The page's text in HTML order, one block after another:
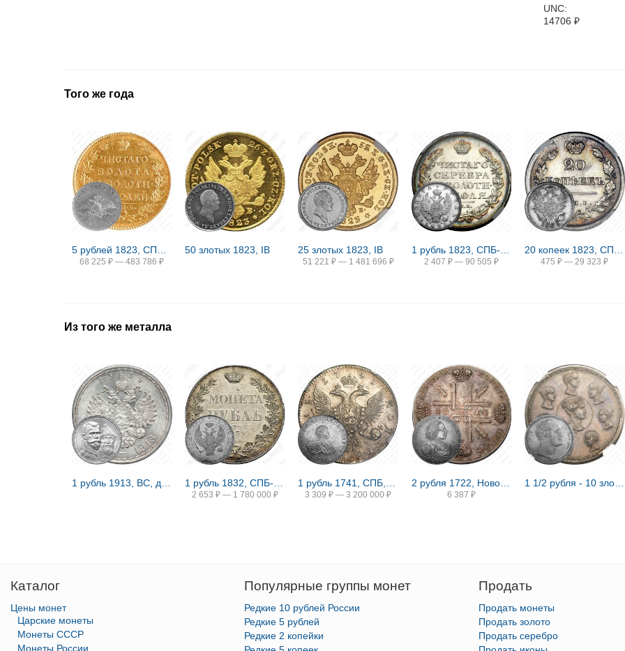
UNC:
14706 ₽
Того же года
68 225 ₽ — 483 786 ₽
50 злотых 1823, IB 25 злотых 1823, IB
51 221 ₽ — 1 481 696 ₽ 2 407 ₽ — 90 505 ₽ 475 ₽ — 29 323 ₽
Из того же металла
2 653 ₽ — 1 780 000 ₽ 3 309 ₽ — 3 200 000 ₽
2 рубля 1722, Новодел
6 387 ₽
1 1/2 рубля - 10 злотых 1836, семейный, П. У., Новодел
Каталог
Цены монет
Царские монеты
Монеты СССР
Монеты России
Популярные группы монет
Редкие 10 рублей России
Редкие 5 рублей
Редкие 2 копейки
Продать
Продать монеты
Продать золото
Продать серебро